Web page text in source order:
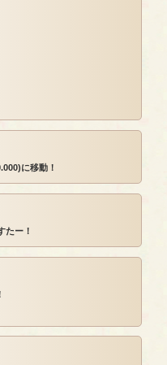
に移動！
たー！